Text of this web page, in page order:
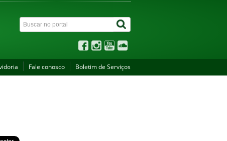
Fale conosco Boletim de Serviços